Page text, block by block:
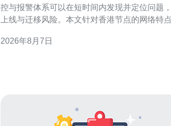
控与报警体系可以在短时间内发现并定位问题
上线与迁移风险。本文针对香港节点的网络特
思路，帮助运维与开发团队在试用窗口内快速验
2026年8月7日